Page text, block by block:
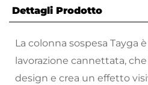
Dettagli Prodotto
La colonna sospesa Tayga
lavorazione cannettata,
design e crea un effetto